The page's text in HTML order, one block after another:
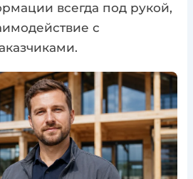
всегда под рукой,
с